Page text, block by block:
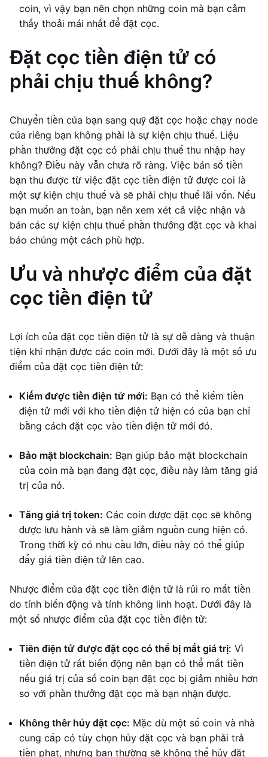
coin, vì vậy bạn nên chọn những coin mà bạn cảm
thấy thoải mái nhất để đặt cọc.
Đặt cọc tiền điện tử có
phải chịu thuế không?
Chuyển tiền của bạn sang quỹ đặt cọc hoặc chạy node
của riêng bạn không phải là sự kiện chịu thuế. Liệu
phần thưởng đặt cọc có phải chịu thuế thu nhập hay
không? Điều này vẫn chưa rõ ràng. Việc bán số tiền
bạn thu được từ việc đặt cọc tiền điện tử được coi là
một sự kiện chịu thuế và sẽ phải chịu thuế lãi vốn. Nếu
bạn muốn an toàn, bạn nên xem xét cả việc nhận và
bán các sự kiện chịu thuế phần thưởng đặt cọc và khai
báo chúng một cách phù hợp.
Ưu và nhược điểm của đặt
cọc tiền điện tử
Lợi ích của đặt cọc tiền điện tử là sự dễ dàng và thuận
tiện khi nhận được các coin mới. Dưới đây là một số ưu
điểm của đặt cọc tiền điện tử:
Kiếm được tiền điện tử mới: Bạn có thể kiếm tiền
điện tử mới với kho tiền điện tử hiện có của bạn chỉ
bằng cách đặt cọc vào tiền điện tử mới đó.
Bảo mật blockchain: Bạn giúp bảo mật blockchain
của coin mà bạn đang đặt cọc, điều này làm tăng giá
trị của nó.
Tăng giá trị token: Các coin được đặt cọc sẽ không
được lưu hành và sẽ làm giảm nguồn cung hiện có.
Trong thời kỳ có nhu cầu lớn, điều này có thể giúp
đẩy giá tiền điện tử lên cao.
Nhược điểm của đặt cọc tiền điện tử là rủi ro mất tiền
do tính biến động và tính không linh hoạt. Dưới đây là
một số nhược điểm của đặt cọc tiền điện tử:
Tiền điện tử được đặt cọc có thể bị mất giá trị: Vì
tiền điện tử rất biến động nên bạn có thể mất tiền
nếu giá trị của số coin bạn đặt cọc bị giảm nhiều hơn
so với phần thưởng đặt cọc mà bạn nhận được.
Không thêr hủy đặt cọc: Mặc dù một số coin và nhà
cung cấp có tùy chọn hủy đặt cọc và bạn phải trả
tiền phạt, nhưng bạn thường sẽ không thể hủy đặt